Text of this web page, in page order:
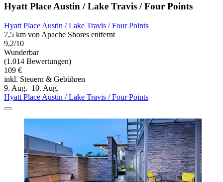
Hyatt Place Austin / Lake Travis / Four Points
Hyatt Place Austin / Lake Travis / Four Points
7,5 km von Apache Shores entfernt
9,2/10
Wunderbar
(1.014 Bewertungen)
109 €
inkl. Steuern & Gebühren
9. Aug.–10. Aug.
Hyatt Place Austin / Lake Travis / Four Points